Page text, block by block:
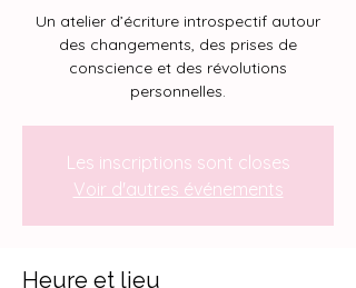
Un atelier d’écriture introspectif autour
des changements, des prises de
conscience et des révolutions
personnelles.
Les inscriptions sont closes
Voir d'autres événements
Heure et lieu